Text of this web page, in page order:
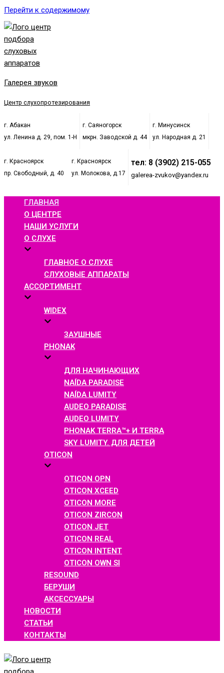
Перейти к содержимому
Галерея звуков
Центр слухопротезирования
г. Абакан
ул. Ленина д. 29, пом. 1-Н
г. Саяногорск
мкрн. Заводской д. 44
г. Минусинск
ул. Народная д. 21
г. Красноярск
пр. Свободный, д. 40
г. Красноярск
ул. Молокова, д.17
тел: 8 (3902) 215-055
galerea-zvukov@yandex.ru
ГЛАВНАЯ
О ЦЕНТРЕ
НАШИ УСЛУГИ
О СЛУХЕ
ГЛАВНОЕ О СЛУХЕ
СЛУХОВЫЕ АППАРАТЫ
АССОРТИМЕНТ
WIDEX
ЗАУШНЫЕ
PHONAK
ДЛЯ НАЧИНАЮЩИХ
NAÍDA PARADISE
NAÍDA LUMITY
AUDEO PARADISE
AUDEO LUMITY
PHONAK TERRA™+ И TERRA
SKY LUMITY. ДЛЯ ДЕТЕЙ
OTICON
OTICON OPN
OTICON XCEED
OTICON MORE
OTICON ZIRCON
OTICON JET
OTICON REAL
OTICON INTENT
OTICON OWN SI
RESOUND
БЕРУШИ
АКСЕССУАРЫ
НОВОСТИ
СТАТЬИ
КОНТАКТЫ